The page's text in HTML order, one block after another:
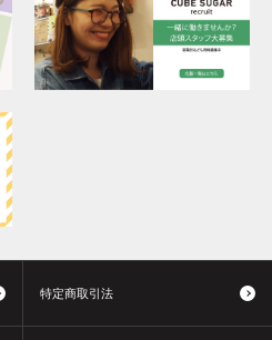
特定商取引法